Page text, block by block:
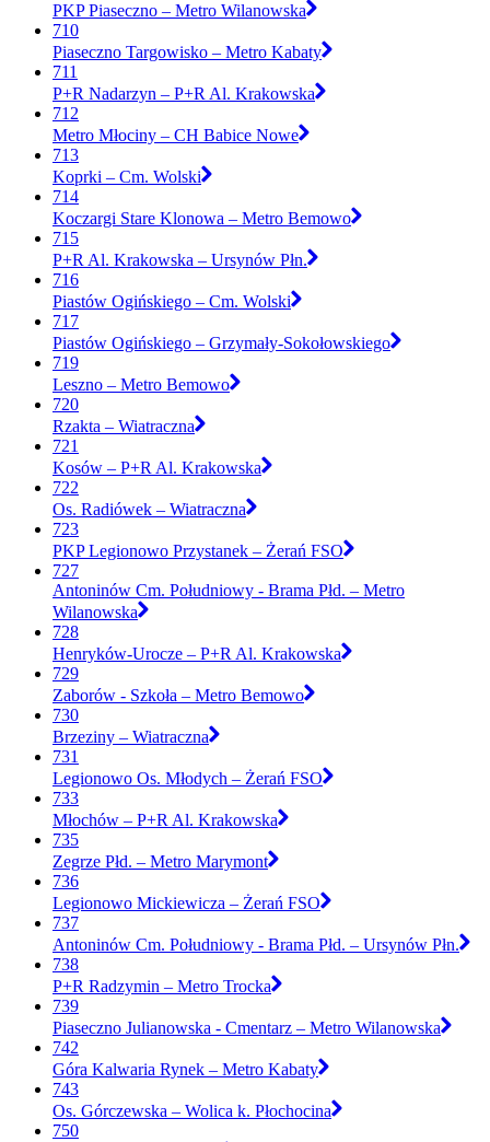
PKP Piaseczno – Metro Wilanowska
710
Piaseczno Targowisko – Metro Kabaty
711
P+R Nadarzyn – P+R Al. Krakowska
712
Metro Młociny – CH Babice Nowe
713
Koprki – Cm. Wolski
714
Koczargi Stare Klonowa – Metro Bemowo
715
P+R Al. Krakowska – Ursynów Płn.
716
Piastów Ogińskiego – Cm. Wolski
717
Piastów Ogińskiego – Grzymały-Sokołowskiego
719
Leszno – Metro Bemowo
720
Rzakta – Wiatraczna
721
Kosów – P+R Al. Krakowska
722
Os. Radiówek – Wiatraczna
723
PKP Legionowo Przystanek – Żerań FSO
727
Antoninów Cm. Południowy - Brama Płd. – Metro
Wilanowska
728
Henryków-Urocze – P+R Al. Krakowska
729
Zaborów - Szkoła – Metro Bemowo
730
Brzeziny – Wiatraczna
731
Legionowo Os. Młodych – Żerań FSO
733
Młochów – P+R Al. Krakowska
735
Zegrze Płd. – Metro Marymont
736
Legionowo Mickiewicza – Żerań FSO
737
Antoninów Cm. Południowy - Brama Płd. – Ursynów Płn.
738
P+R Radzymin – Metro Trocka
739
Piaseczno Julianowska - Cmentarz – Metro Wilanowska
742
Góra Kalwaria Rynek – Metro Kabaty
743
Os. Górczewska – Wolica k. Płochocina
750